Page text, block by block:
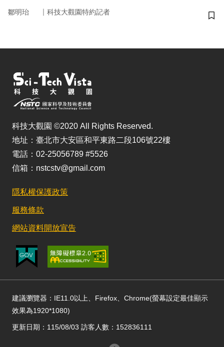
鄒明珆 ｜ 科技大觀園特約記者
儲
科技大觀園 ©2020 All Rights Reserved.
地址：臺北市大安區和平東路二段106號22樓
電話：02-25056789 #5526
信箱：nstcstv@gmail.com
隱私權保護政策
服務條款
網站資料開放宣告
建議瀏覽器：IE11.0以上、Firefox、Chrome(螢幕設定最佳顯示
效果為1920*1080)
更新日期：115/08/03 訪客人數：152836111